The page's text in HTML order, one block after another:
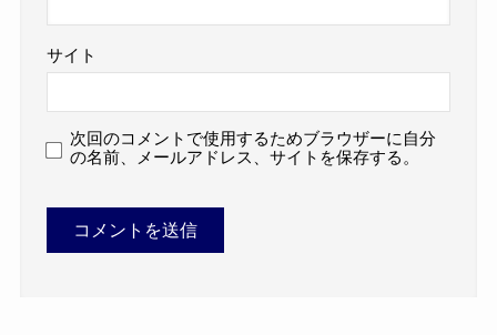
サイト
次回のコメントで使用するためブラウザーに自分
の名前、メールアドレス、サイトを保存する。